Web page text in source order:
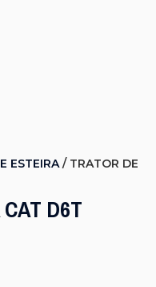
ESTEIRA/ TRATOR DE
D6T